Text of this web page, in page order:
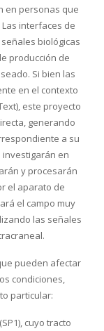
en personas que
interfaces de
biológicas
producción de
Si bien las
en el contexto
este proyecto
generando
a su
investigarán en
y procesarán
el aparato de
el campo muy
las señales
pueden afectar
condiciones,
particular:
cuyo tracto